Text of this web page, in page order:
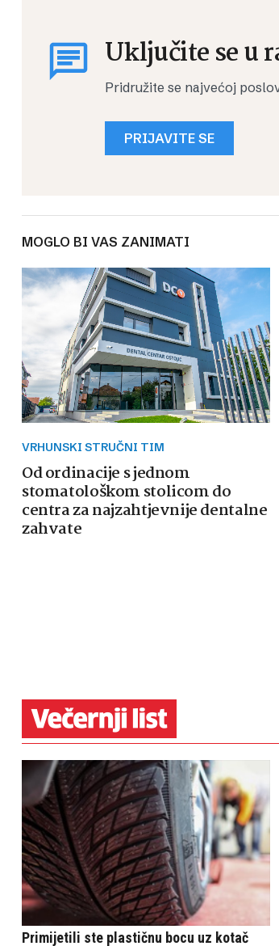
Uključite se u
Pridružite se najvećoj
PRIJAVITE SE
MOGLO BI VAS ZANIMATI
VRHUNSKI STRUČNI TIM
Od ordinacije s jednom
stomatološkom stolicom do
centra za najzahtjevnije dentalne
zahvate